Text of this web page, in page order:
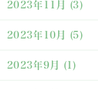
2023年11月 (3)
2023年10月 (5)
2023年9月 (1)